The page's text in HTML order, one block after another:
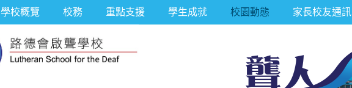
學校概覽 校務 重點支援 學生成就 校園動態 家長校友通訊